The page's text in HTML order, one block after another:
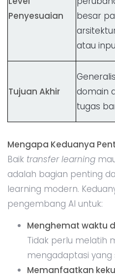
Penyesuaian
besar
atau
Tujuan Akhir
domain
tugas
Mengapa Keduanya
Baik transfer learning
adalah bagian penting
learning modern.
pengembang AI untuk:
Menghemat waktu
Tidak perlu melatih
mengadaptasi yang
Memanfaatkan